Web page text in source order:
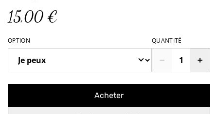
15,00 €
OPTION QUANTITÉ
Acheter